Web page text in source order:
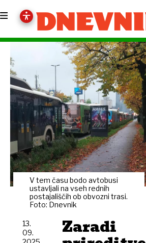
V tem času bodo avtobusi
ustavljali na vseh rednih
postajališčih ob obvozni trasi.
Foto: Dnevnik
Zaradi
13.
09.